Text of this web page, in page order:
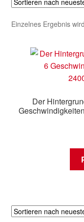
Kontakt
Lieferung
Mein Konto
Warenkorb
Einzelnes Ergebnis
Der